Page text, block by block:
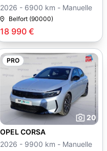
18 990 €
2026 - 6900 km - Manuelle
Belfort (90000)
PRO
20
OPEL CORSA
2026 - 9900 km - Manuelle